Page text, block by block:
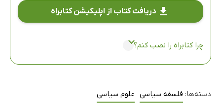
دریافت کتاب از اپلیکیشن کتابراه
چرا کتابراه را نصب کنم؟
دسته‌ها: فلسفه سیاسی علوم سیاسی